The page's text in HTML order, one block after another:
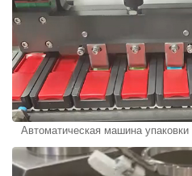
Автоматическая машина упаковки